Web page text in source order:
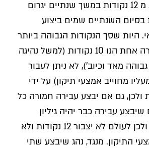
שמי שצבר פחות מ 12 נקודות במשך שנתיים יגרום
השנתיים שמים ביצוע
היות שסך הנקודות הגבוהה ביותר
הנרשם בשל עבירה אחת הנו 10 נקודות (למשל נהיגה
מאד וכיוב'), לא ניתן לעבור
מחוייב אמצעי תיקון) על ידי
ולכן, גם אם יבצע עבירה חמורה כל
שיבצע עבירה כבר יהיה גיליון
הנקודות שלו נקי ולכן לעולם לא יצבור 12 נקודות ולא
התיקון. מנגד, נהג שיבצע שתי